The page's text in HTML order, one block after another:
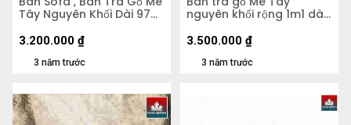
Tây Nguyên Khối Dài 97
6,8 Cao 45 (cm)
3 năm trước
3.200.000 ₫
nguyên khối rộng 1m1 dài
3 năm trước
3.500.000 ₫